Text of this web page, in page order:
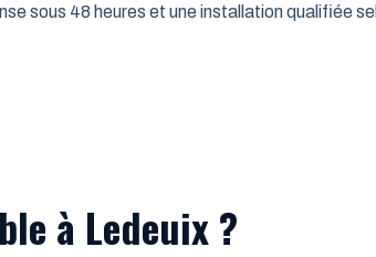
sous 48 heures et une installation qualifiée
à Ledeuix ?